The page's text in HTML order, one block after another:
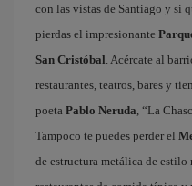
con las vistas de Santiago y si
pierdas el impresionante
San Cristóbal . Acércate al
restaurantes, teatros, bares y
poeta Pablo Neruda , “La
Tampoco te puedes perder el
de estructura metálica de